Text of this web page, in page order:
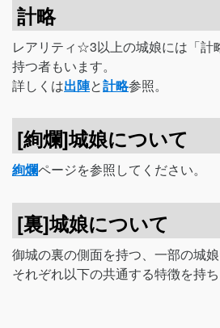
計略
レアリティ☆3以上の城娘には「計
持つ者もいます。
詳しくは出陣と計略参照。
[絢爛]城娘について
絢爛ページを参照してください。
[裏]城娘について
御城の裏の側面を持つ、一部の城娘
それぞれ以下の共通する特徴を持ち